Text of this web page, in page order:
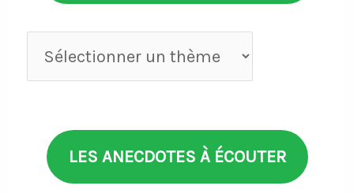
Anecdotes
par
LES ANECDOTES À ÉCOUTER